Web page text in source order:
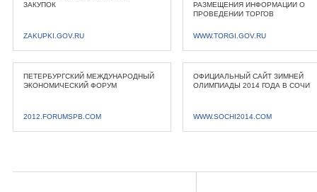
ЗАКУПОК
ZAKUPKI.GOV.RU
РАЗМЕЩЕНИЯ ИНФОРМАЦИИ О
ПРОВЕДЕНИИ ТОРГОВ
WWW.TORGI.GOV.RU
ПЕТЕРБУРГСКИЙ МЕЖДУНАРОДНЫЙ
ЭКОНОМИЧЕСКИЙ ФОРУМ
2012.FORUMSPB.COM
ОФИЦИАЛЬНЫЙ САЙТ ЗИМНЕЙ
ОЛИМПИАДЫ 2014 ГОДА В СОЧИ
WWW.SOCHI2014.COM